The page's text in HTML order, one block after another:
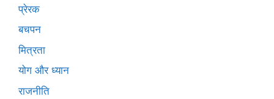
प्रेरक
बचपन
मित्रता
योग और ध्यान
राजनीति